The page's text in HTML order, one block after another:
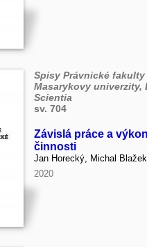
Spisy Právnické fakulty
Masarykovy univerzity,
Scientia
sv. 704
Závislá práce a
činnosti
Jan Horecký, Michal
2020